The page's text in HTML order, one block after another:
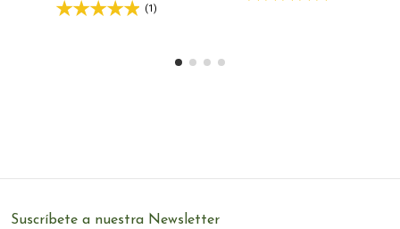
(1)
Suscríbete a nuestra Newsletter